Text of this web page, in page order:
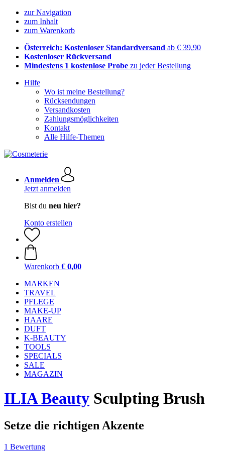
zur Navigation
zum Inhalt
zum Warenkorb
Österreich: Kostenloser Standardversand ab € 39,90
Kostenloser Rückversand
Mindestens 1 kostenlose Probe zu jeder Bestellung
Hilfe
Wo ist meine Bestellung?
Rücksendungen
Versandkosten
Zahlungsmöglichkeiten
Kontakt
Alle Hilfe-Themen
Anmelden
Jetzt anmelden
Bist du neu hier?
Konto erstellen
Warenkorb € 0,00
MARKEN
TRAVEL
PFLEGE
MAKE-UP
HAARE
DUFT
K-BEAUTY
TOOLS
SPECIALS
SALE
MAGAZIN
ILIA Beauty Sculpting Brush
Setze die richtigen Akzente
1 Bewertung